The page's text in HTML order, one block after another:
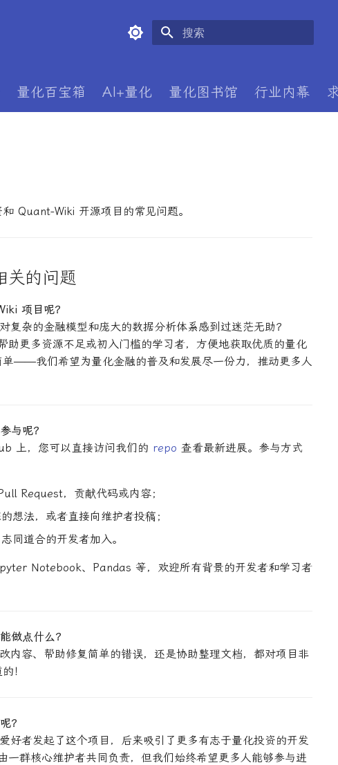
量化百宝箱 AI+量化 量化图书馆 行业内幕
Quant-Wiki 开源项目的常见问题。
关的问题
项目呢？
复杂的金融模型和庞大的数据分析体系感到过迷茫无助？
助更多资源不足或初入门槛的学习者，方便地获取优质的量化
单——我们希望为量化金融的普及和发展尽一份力，推动更多人
与呢？
上，您可以直接访问我们的 repo 查看最新进展。参与方式
Request，贡献代码或内容；
想法，或者直接向维护者投稿；
同道合的开发者加入。
Notebook、Pandas 等，欢迎所有背景的开发者和学习者
做点什么？
内容、帮助修复简单的错误，还是协助整理文档，都对项目非
！
？
好者发起了这个项目，后来吸引了更多有志于量化投资的开发
群核心维护者共同负责，但我们始终希望更多人能够参与进